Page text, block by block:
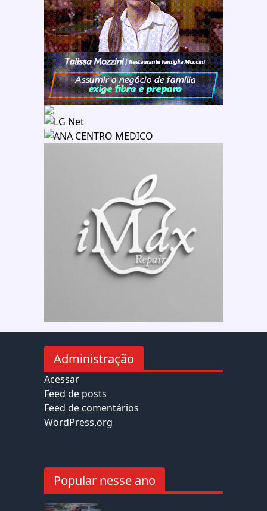
Administração
Acessar
Feed de posts
Feed de comentários
WordPress.org
Popular nesse ano